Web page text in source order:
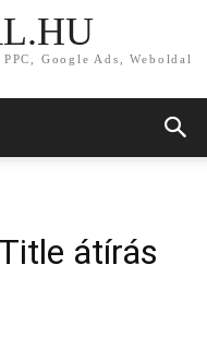
Google Ads, Weboldal
átírás